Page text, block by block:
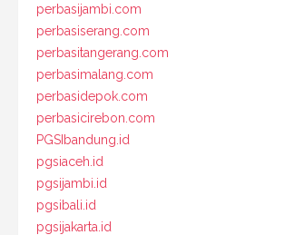
perbasijambi.com
perbasiserang.com
perbasitangerang.com
perbasimalang.com
perbasidepok.com
perbasicirebon.com
PGSIbandung.id
pgsiaceh.id
pgsijambi.id
pgsibali.id
pgsijakarta.id